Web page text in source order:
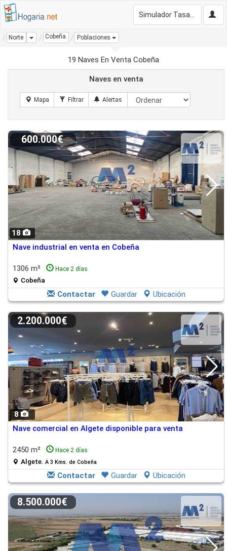
Norte Dropdown
Cobeña Poblaciones
19 Naves En Venta Cobeña
Naves en venta
18
600.000€
Nave industrial en venta en Cobeña
1306 m² Hace 2 días
Cobeña
Contactar Guardar Ubicación
8
2.200.000€
Nave comercial en Algete disponible para venta
2450 m² Hace 2 días
Algete. A 3 Kms. de Cobeña
Contactar Guardar Ubicación
8.500.000€